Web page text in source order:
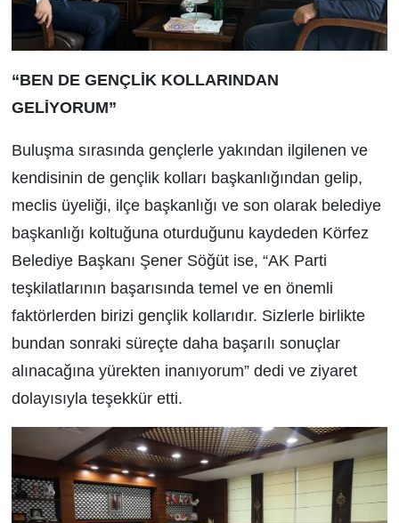
“BEN DE GENÇLİK KOLLARINDAN
GELİYORUM”
Buluşma sırasında gençlerle yakından ilgilenen ve
kendisinin de gençlik kolları başkanlığından gelip,
meclis üyeliği, ilçe başkanlığı ve son olarak belediye
başkanlığı koltuğuna oturduğunu kaydeden Körfez
Belediye Başkanı Şener Söğüt ise, “AK Parti
teşkilatlarının başarısında temel ve en önemli
faktörlerden birizi gençlik kollarıdır. Sizlerle birlikte
bundan sonraki süreçte daha başarılı sonuçlar
alınacağına yürekten inanıyorum” dedi ve ziyaret
dolayısıyla teşekkür etti.